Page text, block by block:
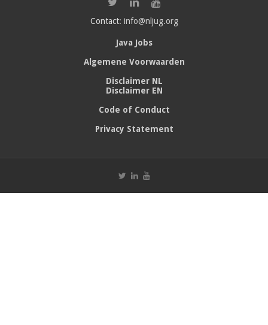
Contact: info@nljug.org
Java Jobs
Algemene Voorwaarden
Disclaimer NL
Disclaimer EN
Code of Conduct
Privacy Statement